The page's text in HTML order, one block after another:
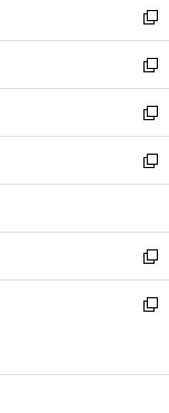
く
で
開
く
ド
ウ
で
開
く
い
ウ
ィ
ン
ド
ウ
で
開
新
し
い
ウ
ィ
ン
ド
ウ
開
く
新
し
い
ウ
ィ
ン
ウ
で
開
く
新
し
い
ウ
ン
ド
ウ
で
新
し
ウ
ィ
ン
ド
開
新
し
い
ン
新
ウ